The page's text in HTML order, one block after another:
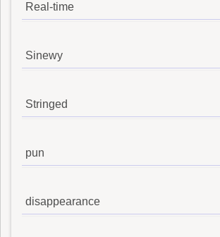
Real-time
Sinewy
Stringed
pun
disappearance